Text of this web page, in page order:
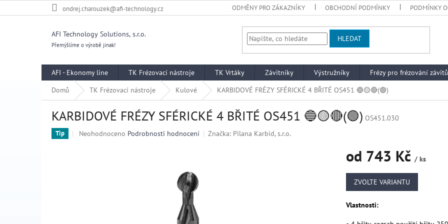
na
ondrej.charouzek@afi-technology.cz ODMĚNY PRO ZÁKAZNÍKY OBCHODNÍ PODMÍNKY PODMÍNKY
AFI Technology Solutions, s.r.o.
Přemýšlíme o výrobě jinak!
HLEDAT
AFI - Ekonomy line TK Frézovací nástroje TK Vrtáky Závitníky Výstružníky Frézy pro frézování závitů
Domů
TK Frézovací nástroje Kulové KARBIDOVÉ FRÉZY SFÉRICKÉ 4 BŘITÉ OS451 🔵🟡🔴(🟢)
KARBIDOVÉ FRÉZY SFÉRICKÉ 4 BŘITÉ OS451 🔵🟡🔴(🟢) OS451.030
Tip
Průměrné
Neohodnoceno Podrobnosti hodnocení Značka: Pilana Karbid, s.r.o.
od 743 Kč / ks
Měrná
cena:
ZVOLTE VARIANTU
Vlastnosti: